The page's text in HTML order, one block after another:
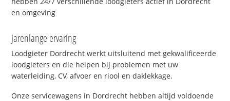
en omgeving
Jarenlange ervaring
Loodgieter Dordrecht werkt uitsluitend met gekwalificeerde
loodgieters en die helpen bij problemen met uw
waterleiding, CV, afvoer en riool en daklekkage.
Onze servicewagens in Dordrecht hebben altijd voldoende